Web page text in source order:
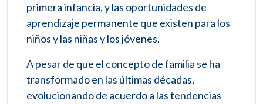
primera infancia, y las oportunidades de
aprendizaje permanente que existen para los
niños y las niñas y los jóvenes.
A pesar de que el concepto de familia se ha
transformado en las últimas décadas,
evolucionando de acuerdo a las tendencias